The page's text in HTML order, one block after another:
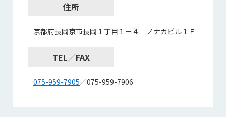
住所
京都府長岡京市長岡１丁目１－４ ノナカビル１Ｆ
TEL／FAX
075-959-7905／075-959-7906